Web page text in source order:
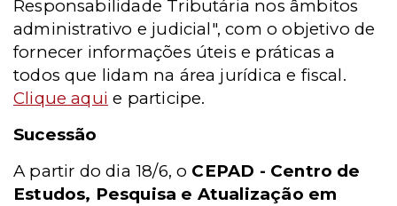
Responsabilidade Tributária nos âmbitos
administrativo e judicial", com o objetivo de
fornecer informações úteis e práticas a
todos que lidam na área jurídica e fiscal.
Clique aqui e participe.
Sucessão
A partir do dia 18/6, o CEPAD - Centro de
Estudos, Pesquisa e Atualização em